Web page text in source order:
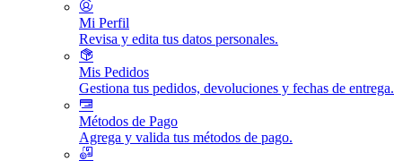
Mi Perfil
Revisa y edita tus datos personales.
Mis Pedidos
Gestiona tus pedidos, devoluciones y fechas de entrega.
Métodos de Pago
Agrega y valida tus métodos de pago.